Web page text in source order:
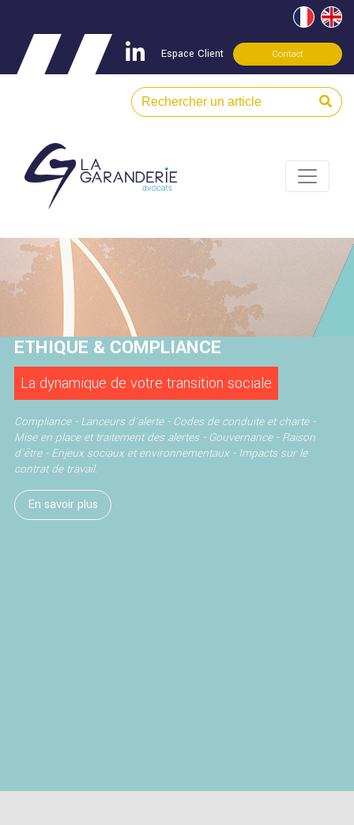
Espace Client Contact
ETHIQUE & COMPLIANCE
La dynamique de votre transition sociale
Compliance - Lanceurs d'alerte - Codes de conduite et charte -
Mise en place et traitement des alertes - Gouvernance - Raison
d'être - Enjeux sociaux et environnementaux - Impacts sur le
contrat de travail.
En savoir plus